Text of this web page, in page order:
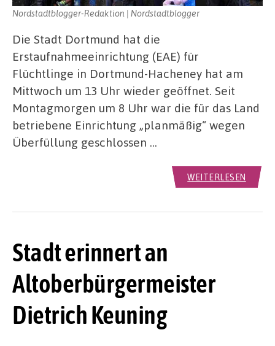
Nordstadtblogger-Redaktion | Nordstadtblogger
Die Stadt Dortmund hat die
Erstaufnahmeeinrichtung (EAE) für
Flüchtlinge in Dortmund-Hacheney hat am
Mittwoch um 13 Uhr wieder geöffnet. Seit
Montagmorgen um 8 Uhr war die für das Land
betriebene Einrichtung „planmäßig“ wegen
Überfüllung geschlossen …
WEITERLESEN
Stadt erinnert an
Altoberbürgermeister
Dietrich Keuning